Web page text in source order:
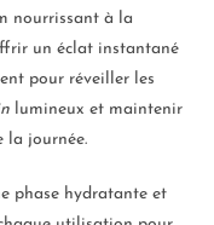
nourrissant à la
un éclat instantané
pour réveiller les
lumineux et maintenir
la journée.
phase hydratante et